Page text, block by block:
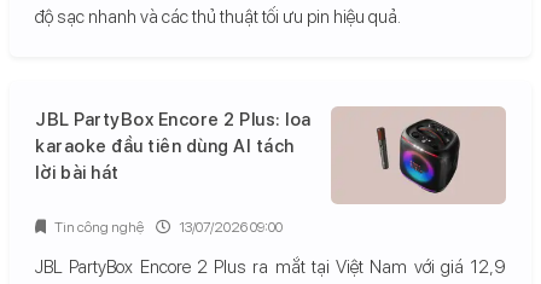
độ sạc nhanh và các thủ thuật tối ưu pin hiệu quả.
JBL PartyBox Encore 2 Plus: loa
karaoke đầu tiên dùng AI tách
lời bài hát
JBL PartyBox Encore 2 Plus ra mắt tại Việt Nam với giá 12,9
Tin công nghệ 13/07/2026 09:00